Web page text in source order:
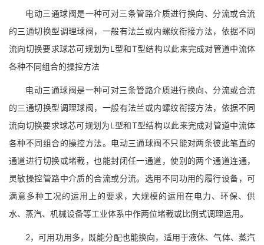
电动三通球阀是一种可对三条管路介质进行换向、分流或合流
的三通切换型调理球阀，一般有法兰或内螺纹衔接方法，依据不同
流向切换要求球芯可规划为L型和T型结构以此来完成对管道中流体
各种不同组合的操控方法
电动三通球阀是一种可对三条管路介质进行换向、分流或合流
的三通切换型调理球阀，一般有法兰或内螺纹衔接方法，依据不同
流向切换要求球芯可规划为L型和T型结构以此来完成对管道中流体
各种不同组合的操控方法。电动三通球阀不只能对两条彼此笔直的
通道进行切换或堵截，也能封闭任一通道，使别的两个通道连通，
灵敏操控管路中介质的合流或分流。选用不同功用的履行设备，可
满意多种工况的运用上的要求，大规模的运用在电力、环保、供
水、蒸汽、机械设备等工业体系中作两位堵截或比例式调理运用。
2，可用功用多，既能分配也能换向，适用于液休、气体、蒸汽